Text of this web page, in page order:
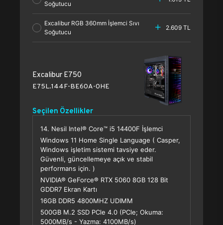
Soğutucu
Excalibur RGB 360mm İşlemci Sıvı
Soğutucu
2.609 TL
Excalibur E750
E75L.144F-BE60A-0HE
Seçilen Özellikler
14. Nesil Intel® Core™ i5 14400F İşlemci
Windows 11 Home Single Language ( Casper,
Windows işletim sistemi tavsiye eder.
Güvenli, güncellemeye açık ve stabil
performans için. )
NVIDIA® GeForce® RTX 5060 8GB 128 Bit
GDDR7 Ekran Kartı
16GB DDR5 4800MHZ UDIMM
500GB M.2 SSD PCle 4.0 (PCle; Okuma:
5000MB/s - Yazma: 4100MB/s)